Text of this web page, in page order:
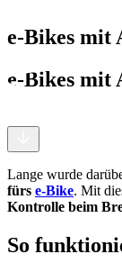
e-Bikes mit
e-Bikes mit
Lange wurde
fürs e-Bike. Mit
Kontrolle beim
So